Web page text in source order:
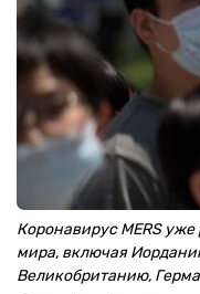
Коронавирус MERS
мира, включая
Великобританию,